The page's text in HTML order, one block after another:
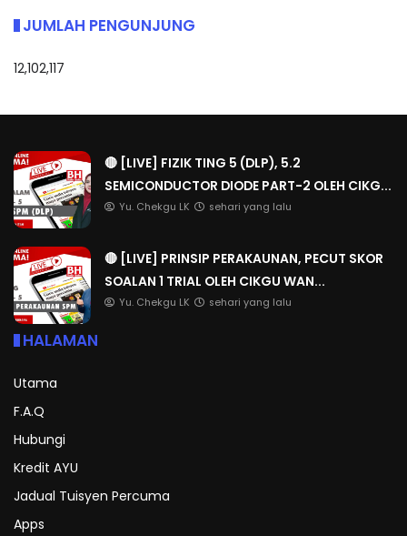
JUMLAH PENGUNJUNG
12,102,117
🔴 [LIVE] FIZIK TING 5 (DLP), 5.2
SEMICONDUCTOR DIODE PART-2 OLEH CIKG...
Yu. Chekgu LK sehari yang lalu
🔴 [LIVE] PRINSIP PERAKAUNAN, PECUT SKOR
SOALAN 1 TRIAL OLEH CIKGU WAN...
Yu. Chekgu LK sehari yang lalu
HALAMAN
Utama
F.A.Q
Hubungi
Kredit AYU
Jadual Tuisyen Percuma
Apps